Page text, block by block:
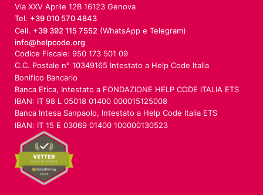
Via XXV Aprile 12B 16123 Genova
Tel. +39 010 570 4843
Cell. +39 392 115 7552 (WhatsApp e Telegram)
info@helpcode.org
Codice Fiscale: 950 173 501 09
C.C. Postale n° 10349165 Intestato a Help Code Italia
Bonifico Bancario
Banca Etica, Intestato a FONDAZIONE HELP CODE ITALIA ETS
IBAN: IT 98 L 05018 01400 000015125008
Banca Intesa Sanpaolo, Intestato a Help Code Italia ETS
IBAN: IT 15 E 03069 01400 100000130523